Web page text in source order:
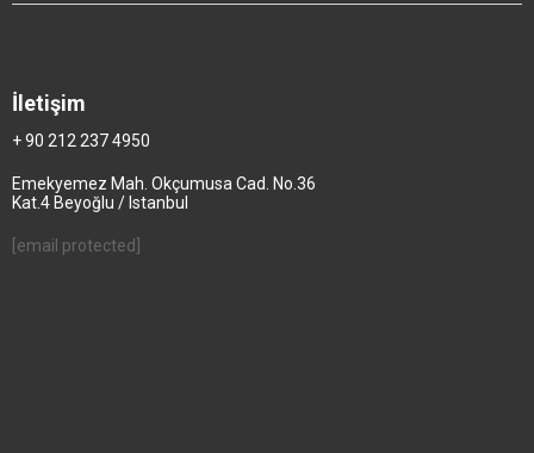
İletişim
+ 90 212 237 4950
Emekyemez Mah. Okçumusa Cad. No.36
Kat.4 Beyoğlu / Istanbul
[email protected]